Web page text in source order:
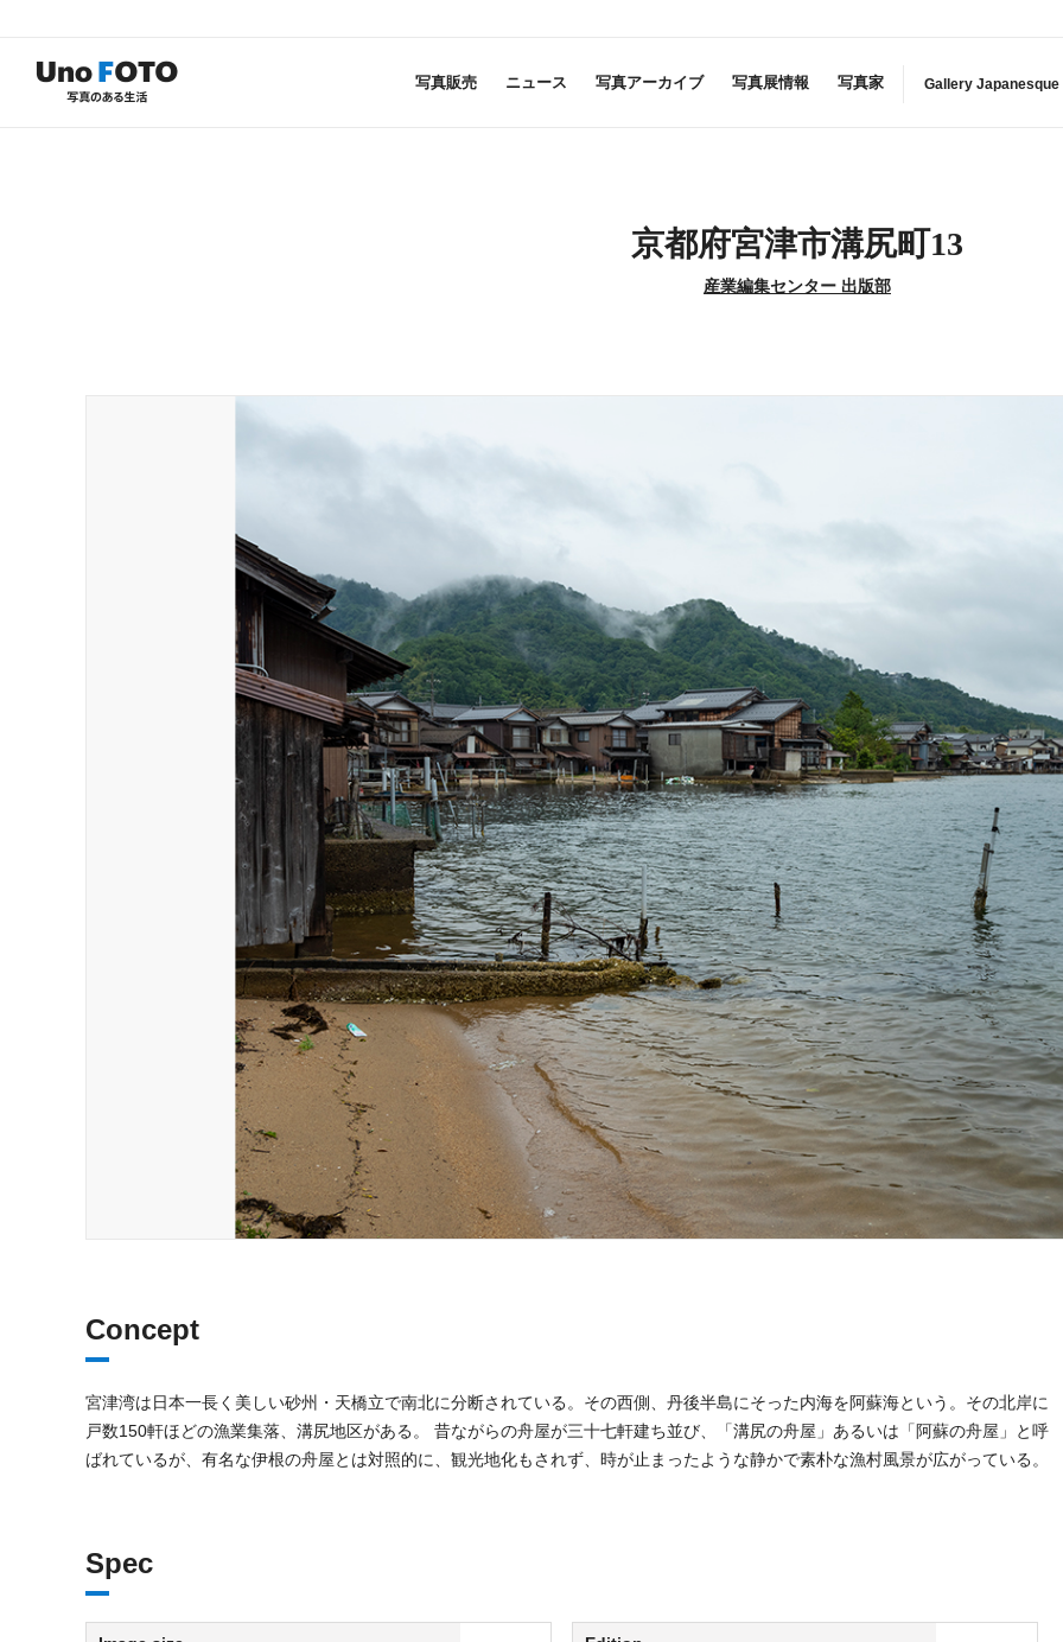
写真販売 ニュース 写真アーカイブ 写真展情報 写真家 Gallery Japanesque
京都府宮津市溝尻町13
産業編集センター 出版部
Concept
宮津湾は日本一長く美しい砂州・天橋立で南北に分断されている。その西側、丹後半島にそった内海を阿蘇海という。その北岸に
戸数150軒ほどの漁業集落、溝尻地区がある。 昔ながらの舟屋が三十七軒建ち並び、「溝尻の舟屋」あるいは「阿蘇の舟屋」と呼
ばれているが、有名な伊根の舟屋とは対照的に、観光地化もされず、時が止まったような静かで素朴な漁村風景が広がっている。
Spec